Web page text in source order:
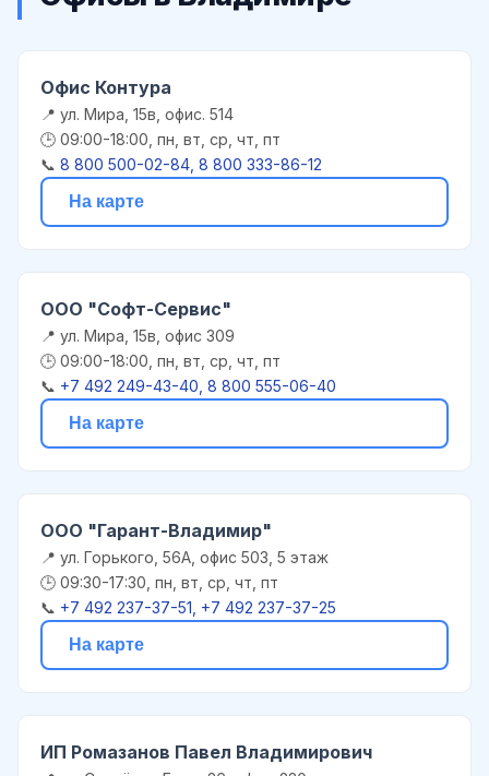
Офис Контура
📍 ул. Мира, 15в, офис. 514
🕒 09:00-18:00, пн, вт, ср, чт, пт
📞 8 800 500-02-84, 8 800 333-86-12
На карте
ООО "Софт-Сервис"
📍 ул. Мира, 15в, офис 309
🕒 09:00-18:00, пн, вт, ср, чт, пт
📞 +7 492 249-43-40, 8 800 555-06-40
На карте
ООО "Гарант-Владимир"
📍 ул. Горького, 56А, офис 503, 5 этаж
🕒 09:30-17:30, пн, вт, ср, чт, пт
📞 +7 492 237-37-51, +7 492 237-37-25
На карте
ИП Ромазанов Павел Владимирович